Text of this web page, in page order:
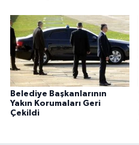
Belediye Başkanlarının
Yakın Korumaları Geri
Çekildi